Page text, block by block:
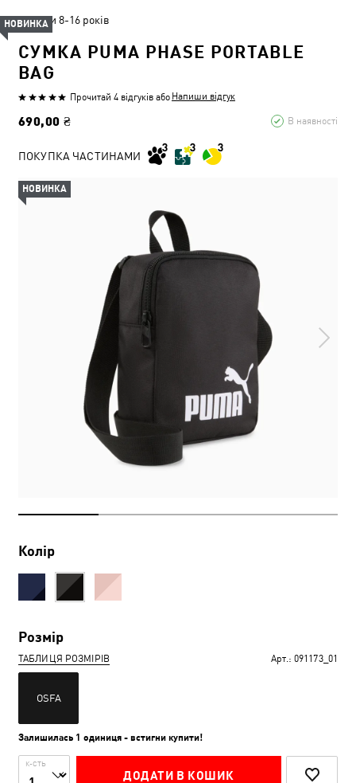
Діти 8-16 років
СУМКА PUMA PHASE PORTABLE
BAG
Прочитай 4 відгуків або Напиши відгук
690,00 ₴ В наявності
НОВИНКА
ПОКУПКА ЧАСТИНАМИ
Колір
Розмір
ТАБЛИЦЯ РОЗМІРІВ Арт.: 091173_01
OSFA
Залишилась 1 одиниця - встигни купити!
К-СТЬ
ДОДАТИ В КОШИК
НОВИНКА